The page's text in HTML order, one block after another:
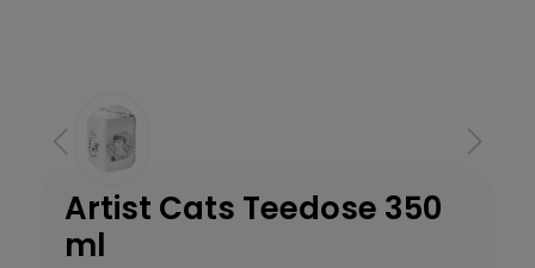
Artist Cats Teedose 350
ml